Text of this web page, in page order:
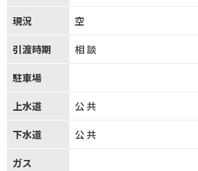
現況 空
引渡時期 相談
駐車場
上水道 公共
下水道 公共
ガス